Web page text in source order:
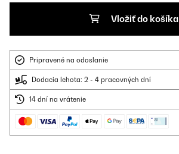
Vložiť do košíka
Pripravené na odoslanie
Dodacia lehota: 2 - 4 pracovných dní
14 dní na vrátenie